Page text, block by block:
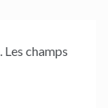
Les champs